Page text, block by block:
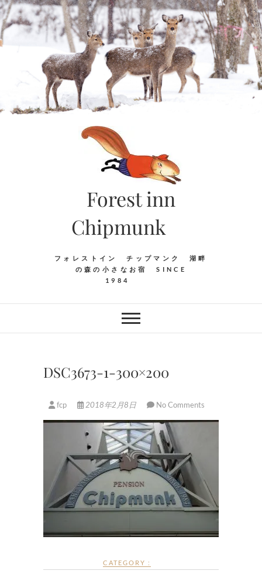
Skip
to
content
Forest inn
Chipmunk
フォレストイン チップマンク 湖畔
の森の小さなお宿 SINCE
1984
DSC3673-1-300×200
fcp 2018年2月8日 No Comments
CATEGORY :